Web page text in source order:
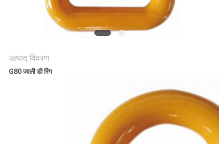
उत्पाद विवरण
G80 जाली डी रिंग